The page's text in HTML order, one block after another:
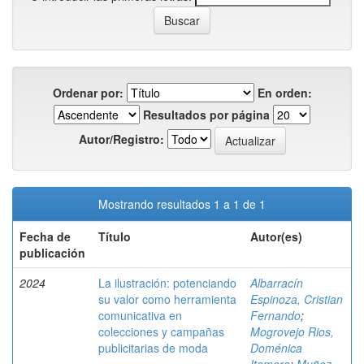
Ordenar por:
En orden:
Resultados por página
Autor/Registro:
Mostrando resultados 1 a 1 de 1
Fecha de
publicación
Título Autor(es)
2024
La ilustración: potenciando
su valor como herramienta
comunicativa en
colecciones y campañas
publicitarias de moda
Albarracín
Espinoza, Cristian
Fernando;
Mogrovejo Rios,
Doménica